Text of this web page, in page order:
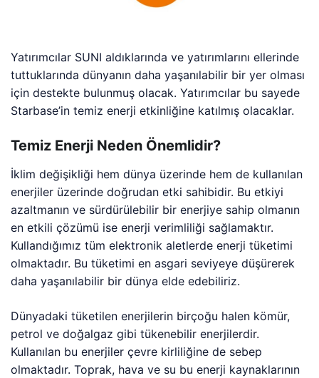
Yatırımcılar SUNI aldıklarında ve yatırımlarını ellerinde
tuttuklarında dünyanın daha yaşanılabilir bir yer olması
için destekte bulunmuş olacak. Yatırımcılar bu sayede
Starbase’in temiz enerji etkinliğine katılmış olacaklar.
Temiz Enerji Neden Önemlidir?
İklim değişikliği hem dünya üzerinde hem de kullanılan
enerjiler üzerinde doğrudan etki sahibidir. Bu etkiyi
azaltmanın ve sürdürülebilir bir enerjiye sahip olmanın
en etkili çözümü ise enerji verimliliği sağlamaktır.
Kullandığımız tüm elektronik aletlerde enerji tüketimi
olmaktadır. Bu tüketimi en asgari seviyeye düşürerek
daha yaşanılabilir bir dünya elde edebiliriz.
Dünyadaki tüketilen enerjilerin birçoğu halen kömür,
petrol ve doğalgaz gibi tükenebilir enerjilerdir.
Kullanılan bu enerjiler çevre kirliliğine de sebep
olmaktadır. Toprak, hava ve su bu enerji kaynaklarının